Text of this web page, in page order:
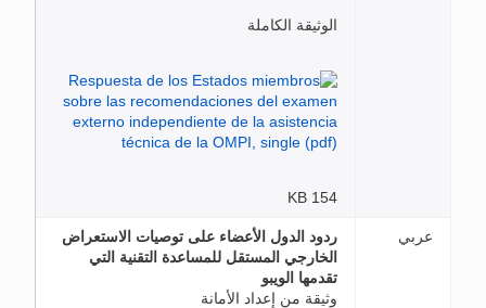
الوثيقة الكاملة
154 KB
عربي
ردود الدول الأعضاء على توصيات الاستعراض
الخارجي المستقل للمساعدة التقنية التي
تقدمها الويبو
وثيقة من إعداد الأمانة